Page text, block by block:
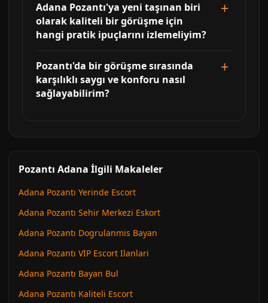
Adana Pozantı'ya yeni taşınan biri
olarak kaliteli bir görüşme için
hangi pratik ipuçlarını izlemeliyim?
Pozantı'da bir görüşme sırasında
karşılıklı saygı ve konforu nasıl
sağlayabilirim?
Pozantı Adana İlgili Makaleler
Adana Pozantı Yerinde Escort
Adana Pozantı Sehir Merkezi Eskort
Adana Pozantı Dogrulanmis Bayan
Adana Pozantı VIP Escort Ilanlari
Adana Pozantı Bayan Bul
Adana Pozantı Kaliteli Escort